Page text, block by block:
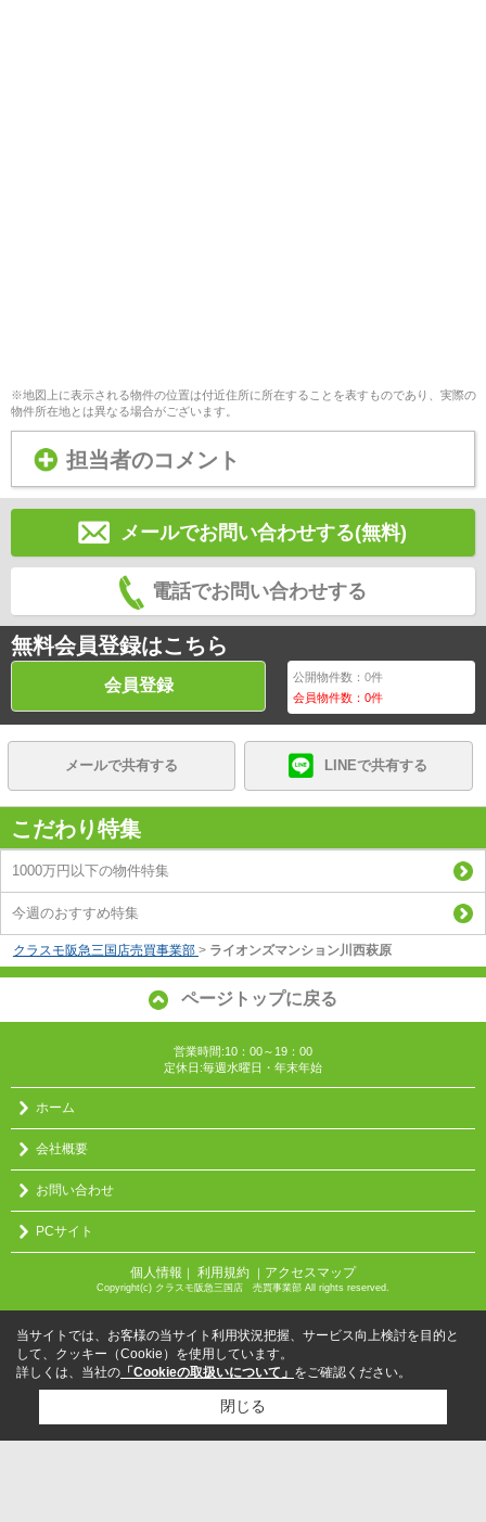
※地図上に表示される物件の位置は付近住所に所在することを表すものであり、実際の
物件所在地とは異なる場合がございます。
担当者のコメント
メールでお問い合わせする(無料)
電話でお問い合わせする
無料会員登録はこちら
会員登録 公開物件数：0件
会員物件数：0件
メールで共有する LINEで共有する
こだわり特集
1000万円以下の物件特集
今週のおすすめ特集
クラスモ阪急三国店売買事業部 > ライオンズマンション川西萩原
ページトップに戻る
営業時間:10：00～19：00
定休日:毎週水曜日・年末年始
ホーム
会社概要
お問い合わせ
PCサイト
個人情報 ｜ 利用規約 ｜ アクセスマップ
Copyright(c) クラスモ阪急三国店 売買事業部 All rights reserved.
当サイトでは、お客様の当サイト利用状況把握、サービス向上検討を目的と
して、クッキー（Cookie）を使用しています。
詳しくは、当社の 「Cookieの取扱いについて」 をご確認ください。
閉じる